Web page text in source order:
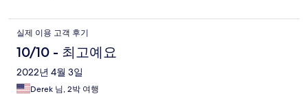
실제 이용 고객 후기
10/10 - 최고예요
2022년 4월 3일
Derek 님, 2박 여행